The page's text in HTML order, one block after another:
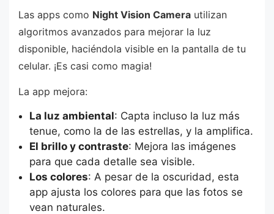
Las apps como Night Vision Camera utilizan
algoritmos avanzados para mejorar la luz
disponible, haciéndola visible en la pantalla de tu
celular. ¡Es casi como magia!
La app mejora:
La luz ambiental: Capta incluso la luz más
tenue, como la de las estrellas, y la amplifica.
El brillo y contraste: Mejora las imágenes
para que cada detalle sea visible.
Los colores: A pesar de la oscuridad, esta
app ajusta los colores para que las fotos se
vean naturales.